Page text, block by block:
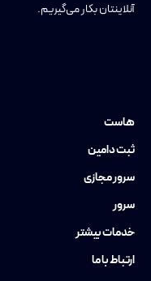
آنلاینتان بکار می‌گیریم.
هاست
هاست وردپرس
هاست ویندوز
هاست پایتون
هاست ووکامرس
ثبت دامین
ثبت دامنه ایرانی
ثبت دامنه فارسی
رزرو دامنه
سرور مجازی
سرور مجازی اروپا
سرور مجازی گرافیکی
سرور
سرور اختصاصی آلمان
خدمات بیشتر
ارتباط با ما